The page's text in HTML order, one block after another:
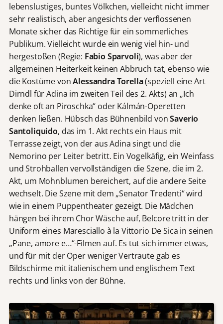
lebenslustiges, buntes Völkchen, vielleicht nicht immer
sehr realistisch, aber angesichts der verflossenen
Monate sicher das Richtige für ein sommerliches
Publikum. Vielleicht wurde ein wenig viel hin- und
hergestoßen (Regie: Fabio Sparvoli), was aber der
allgemeinen Heiterkeit keinen Abbruch tat, ebenso wie
die Kostüme vonAlessandra Torella(speziell eine Art
Dirndl für Adina im zweiten Teil des 2. Akts) an „Ich
denke oft an Piroschka“ oder Kálmán-Operetten
denken ließen. Hübsch das Bühnenbild vonSaverio
Santoliquido, das im 1. Akt rechts ein Haus mit
Terrasse zeigt, von der aus Adina singt und die
Nemorino per Leiter betritt. Ein Vogelkäfig, ein Weinfass
und Strohballen vervollständigen die Szene, die im 2.
Akt, um Mohnblumen bereichert, auf die andere Seite
wechselt. Die Szene mit dem „Senator Tredenti“ wird
wie in einem Puppentheater gezeigt. Die Mädchen
hängen bei ihrem Chor Wäsche auf, Belcore tritt in der
Uniform eines Maresciallo à la Vittorio De Sica in seinen
„Pane, amore e…“-Filmen auf. Es tut sich immer etwas,
und für mit der Oper weniger Vertraute gab es
Bildschirme mit italienischem und englischem Text
rechts und links von der Bühne.